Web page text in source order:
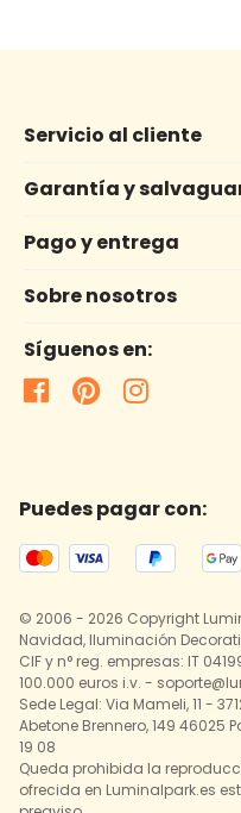
Servicio al cliente
Garantía y
Pago y entrega
Sobre nosotros
Síguenos en:
Puedes pagar con:
© 2006 - 2026 Copyright
Navidad, Iluminación
CIF y n° reg. empresas: IT
100.000 euros i.v. -
Sede Legal: Via Mameli, 11 -
Abetone Brennero, 149 46025
19 08
Queda prohibida la
ofrecida en Luminalpark.es